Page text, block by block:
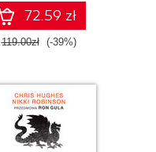
72.59 zł
119.00zł (-39%)